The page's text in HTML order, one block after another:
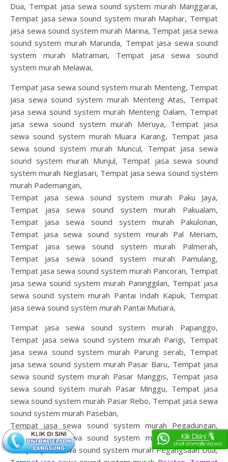
Dua, Tempat jasa sewa sound system murah Manggarai,
Tempat jasa sewa sound system murah Maphar, Tempat
jasa sewa sound system murah Marina, Tempat jasa sewa
sound system murah Marunda, Tempat jasa sewa sound
system murah Matraman, Tempat jasa sewa sound
system murah Melawai,
Tempat jasa sewa sound system murah Menteng, Tempat
jasa sewa sound system murah Menteng Atas, Tempat
jasa sewa sound system murah Menteng Dalam, Tempat
jasa sewa sound system murah Meruya, Tempat jasa
sewa sound system murah Muara Karang, Tempat jasa
sewa sound system murah Muncul, Tempat jasa sewa
sound system murah Munjul, Tempat jasa sewa sound
system murah Neglasari, Tempat jasa sewa sound system
murah Pademangan,
Tempat jasa sewa sound system murah Paku Jaya,
Tempat jasa sewa sound system murah Pakualam,
Tempat jasa sewa sound system murah Pakulonan,
Tempat jasa sewa sound system murah Pal Meriam,
Tempat jasa sewa sound system murah Palmerah,
Tempat jasa sewa sound system murah Pamulang,
Tempat jasa sewa sound system murah Pancoran, Tempat
jasa sewa sound system murah Paninggilan, Tempat jasa
sewa sound system murah Pantai Indah Kapuk, Tempat
jasa sewa sound system murah Pantai Mutiara,
Tempat jasa sewa sound system murah Papanggo,
Tempat jasa sewa sound system murah Parigi, Tempat
jasa sewa sound system murah Parung serab, Tempat
jasa sewa sound system murah Pasar Baru, Tempat jasa
sewa sound system murah Pasar Manggis, Tempat jasa
sewa sound system murah Pasar Minggu, Tempat jasa
sewa sound system murah Pasar Rebo, Tempat jasa sewa
sound system murah Paseban,
Tempat jasa sewa sound system murah Pegadungan,
Tempat jasa sewa sound system murah Pegangsaan,
Tempat jasa sewa sound system murah Pegangsaan Dua,